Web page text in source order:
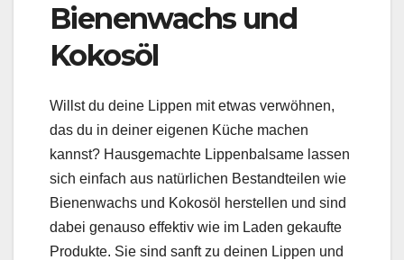
Bienenwachs und
Kokosöl
Willst du deine Lippen mit etwas verwöhnen,
das du in deiner eigenen Küche machen
kannst? Hausgemachte Lippenbalsame lassen
sich einfach aus natürlichen Bestandteilen wie
Bienenwachs und Kokosöl herstellen und sind
dabei genauso effektiv wie im Laden gekaufte
Produkte. Sie sind sanft zu deinen Lippen und